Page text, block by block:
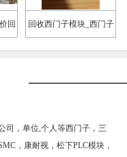
回 回收西门子模块_西门子
Plc触摸屏回收应用
司，单位,个人等西门子，三
，康耐视，松下PLC模块，